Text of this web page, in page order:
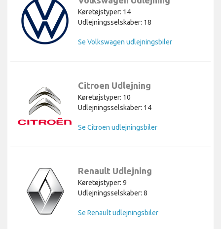
Køretøjstyper: 14
Udlejningsselskaber: 18
Se Volkswagen udlejningsbiler
Citroen Udlejning
Køretøjstyper: 10
Udlejningsselskaber: 14
Se Citroen udlejningsbiler
Renault Udlejning
Køretøjstyper: 9
Udlejningsselskaber: 8
Se Renault udlejningsbiler